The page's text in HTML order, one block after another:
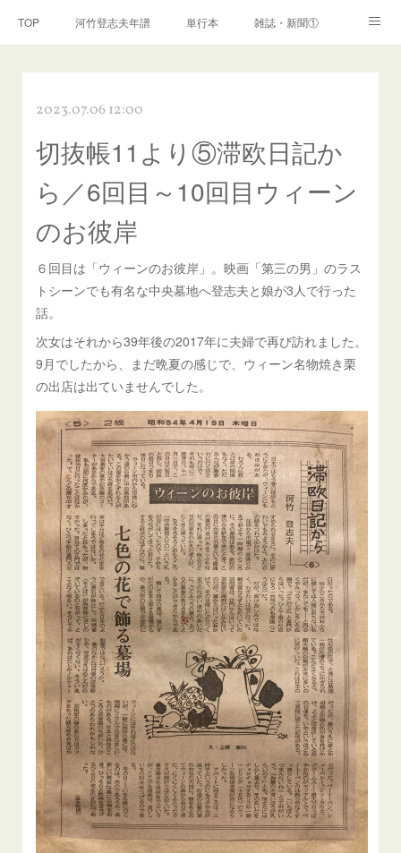
TOP 河竹登志夫年譜 単行本 雑誌・新聞①
河竹繁俊 年譜 河竹黙阿弥 年譜
2023.07.06 12:00
切抜帳11より⑤滞欧日記か
ら／6回目～10回目ウィーン
のお彼岸
６回目は「ウィーンのお彼岸」。映画「第三の男」のラス
トシーンでも有名な中央墓地へ登志夫と娘が3人で行った
話。
次女はそれから39年後の2017年に夫婦で再び訪れました。
9月でしたから、まだ晩夏の感じで、ウィーン名物焼き栗
の出店は出ていませんでした。